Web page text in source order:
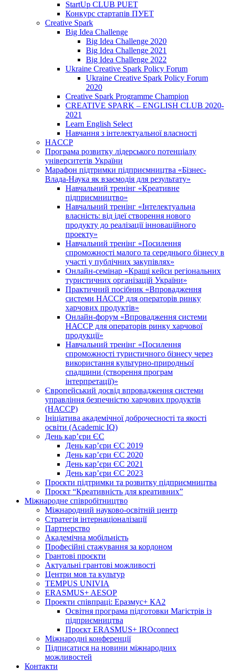
StartUp CLUB PUET
Конкурс стартапів ПУЕТ
Creative Spark
Big Idea Challenge
Big Idea Challenge 2020
Big Idea Challenge 2021
Big Idea Challenge 2022
Ukraine Creative Spark Policy Forum
Ukraine Creative Spark Policy Forum
2020
Creative Spark Programme Champion
CREATIVE SPARK – ENGLISH CLUB 2020-
2021
Learn English Select
Навчання з інтелектуальної власності
HACCP
Програма розвитку лідерського потенціалу
університетів України
Марафон підтримки підприємництва «Бізнес-
Влада-Наука як взаємодія для результату»
Навчальний тренінг «Креативне
підприємництво»
Навчальний тренінг «Інтелектуальна
власність: від ідеї створення нового
продукту до реалізації інноваційного
проекту»
Навчальний тренінг «Посилення
спроможності малого та середнього бізнесу в
участі у публічних закупівлях»
Онлайн-семінар «Кращі кейси регіональних
туристичних організацій України»
Практичний посібник «Впровадження
системи НАССР для операторів ринку
харчових продуктів»
Онлайн-форум «Впровадження системи
НАССР для операторів ринку харчової
продукції»
Навчальний тренінг «Посилення
спроможності туристичного бізнесу через
використання культурно-природньої
спадщини (створення програм
інтерпретації)»
Європейський досвід впровадження системи
управління безпечністю харчових продуктів
(НАССР)
Ініціатива академічної доброчесності та якості
освіти (Academic IQ)
День кар’єри ЄС
День кар’єри ЄС 2019
День кар’єри ЄС 2020
День кар’єри ЄС 2021
День кар’єри ЄС 2023
Проєкти підтримки та розвитку підприємництва
Проєкт “Креативність для креативних”
Міжнародне співробітництво
Міжнародний науково-освітній центр
Стратегія інтернаціоналізації
Партнерство
Академічна мобільність
Професійні стажування за кордоном
Грантові проєкти
Актуальні грантові можливості
Центри мов та культур
TEMPUS UNIVIA
ERASMUS+ AESOP
Проекти співпраці: Еразмус+ КА2
Освітня програма підготовки Магістрів із
підприємництва
Проєкт ERASMUS+ IROconnect
Міжнародні конференції
Підписатися на новини міжнародних
можливостей
Контакти